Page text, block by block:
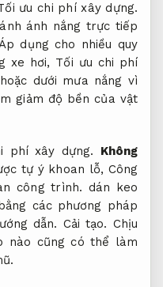
ưu chi phí xây dựng.
ánh nắng trực tiếp
dụng cho nhiều quy
xe hơi, Tối ưu chi phí
dưới mưa nắng vì
giảm độ bền của vật
phí xây dựng.
Không
tự ý khoan lỗ, Công
công trình. dán keo
các phương pháp
dẫn. Cải tạo. Chịu
nào cũng có thể làm